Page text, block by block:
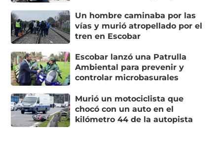
Un hombre caminaba por las
vías y murió atropellado por el
tren en Escobar
Escobar lanzó una Patrulla
Ambiental para prevenir y
controlar microbasurales
Murió un motociclista que
chocó con un auto en el
kilómetro 44 de la autopista